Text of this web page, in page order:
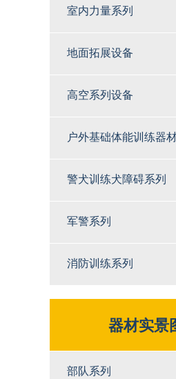
室内力量系列
地面拓展设备
高空系列设备
户外基础体能训练器
警犬训练犬障碍系列
军警系列
消防训练系列
器材实景
部队系列